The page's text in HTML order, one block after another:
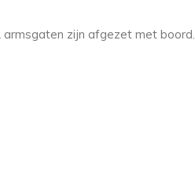
armsgaten zijn afgezet met boord.